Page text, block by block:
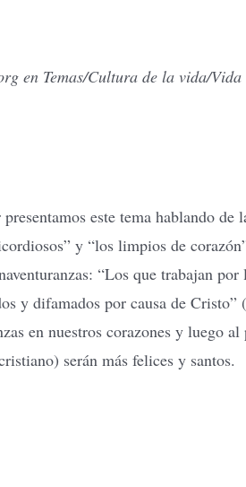
en Temas/Cultura de la vida/
este tema hablando de
y “los limpios de
“Los que trabajan
y difamados por causa de
en nuestros corazones y luego
serán más felices y santos.